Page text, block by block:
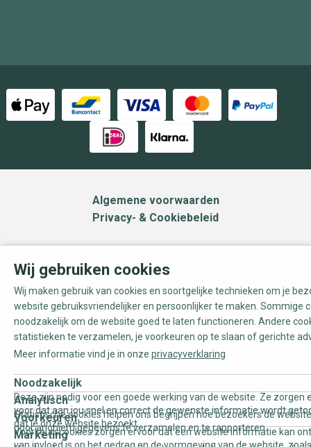
Algemene voorwaarden
Privacy- & Cookiebeleid
Wij gebruiken cookies
Wij maken gebruik van cookies en soortgelijke technieken om je
website gebruiksvriendelijker en persoonlijker te maken. Sommige
noodzakelijk om de website goed te laten functioneren. Andere
statistieken te verzamelen, je voorkeuren op te slaan of gerichte
Meer informatie vind je in onze privacyverklaring
Noodzakelijk
Deze zijn nodig voor een goede werking van de website. Ze zorgen
voor dat aan jou snel en correct de gewenste informatie wordt
dat je onze website bezoekt.
Analytisch
Statistische cookies helpen ons begrijpen hoe bezoekers de
door anoniem gegevens te verzamelen en te rapporteren.
Voorkeuren
Voorkeurscookies zorgen ervoor dat een website informatie kan
Marketing